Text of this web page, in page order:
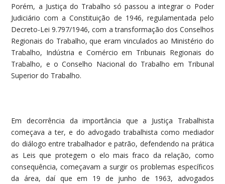
Porém, a Justiça do Trabalho só passou a integrar o Poder
Judiciário com a Constituição de 1946, regulamentada pelo
Decreto-Lei 9.797/1946, com a transformação dos Conselhos
Regionais do Trabalho, que eram vinculados ao Ministério do
Trabalho, Indústria e Comércio em Tribunais Regionais do
Trabalho, e o Conselho Nacional do Trabalho em Tribunal
Superior do Trabalho.
Em decorrência da importância que a Justiça Trabalhista
começava a ter, e do advogado trabalhista como mediador
do diálogo entre trabalhador e patrão, defendendo na prática
as Leis que protegem o elo mais fraco da relação, como
consequência, começavam a surgir os problemas específicos
da área, daí que em 19 de junho de 1963, advogados